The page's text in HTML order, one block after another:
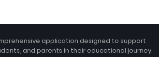
application designed to support
and parents in their educational journey.